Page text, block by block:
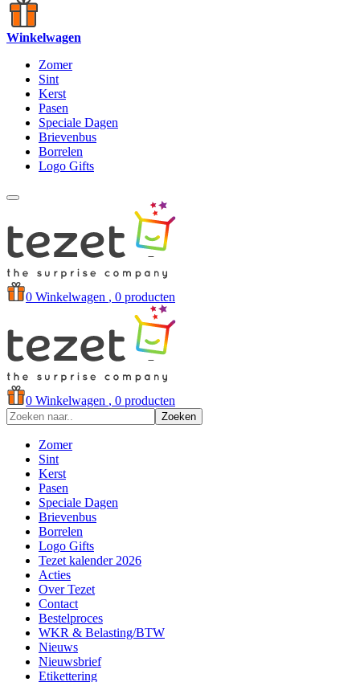
Winkelwagen
Zomer
Sint
Kerst
Pasen
Speciale Dagen
Brievenbus
Borrelen
Logo Gifts
0 Winkelwagen , 0 producten
0 Winkelwagen , 0 producten
Zoeken
Zomer
Sint
Kerst
Pasen
Speciale Dagen
Brievenbus
Borrelen
Logo Gifts
Tezet kalender 2026
Acties
Over Tezet
Contact
Bestelproces
WKR & Belasting/BTW
Nieuws
Nieuwsbrief
Etikettering